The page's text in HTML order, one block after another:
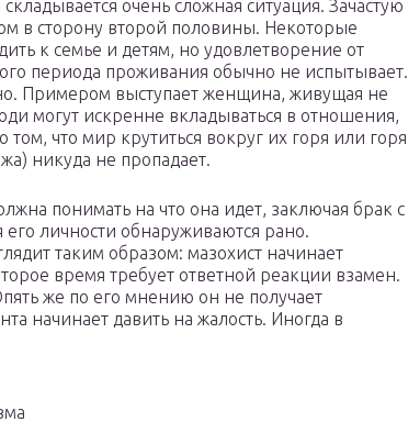
очень сложная ситуация. Зачастую
в сторону второй половины. Некоторые
к семье и детям, но удовлетворение от
периода проживания обычно не испытывает.
Примером выступает женщина, живущая не
могут искренне вкладываться в отношения,
том, что мир крутиться вокруг их горя или горя
никуда не пропадает.
понимать на что она идет, заключая брак с
личности обнаруживаются рано.
таким образом: мазохист начинает
время требует ответной реакции взамен.
же по его мнению он не получает
начинает давить на жалость. Иногда в